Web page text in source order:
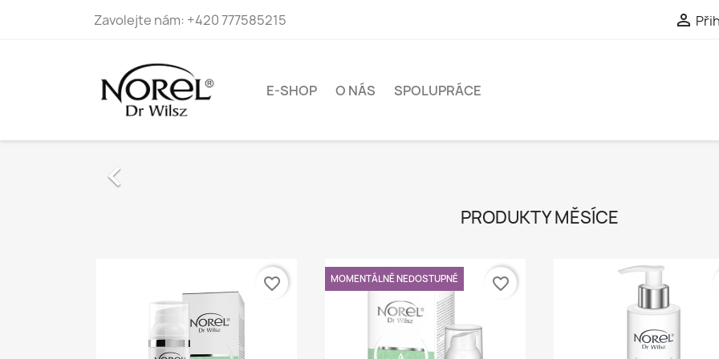
Zavolejte nám: +420 777585215 
E-SHOP O NÁS SPOLUPRÁCE

PRODUKTY MĚSÍCE
favorite_border MOMENTÁLNĚ NEDOSTUPNÉ favorite_border